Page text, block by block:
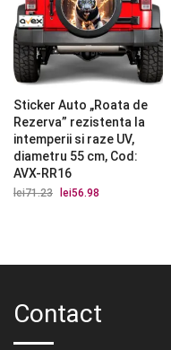
Sticker Auto „Roata de
Rezerva” rezistenta la
intemperii si raze UV,
diametru 55 cm, Cod:
AVX-RR16
lei71.23
Prețul
lei56.98
Contact